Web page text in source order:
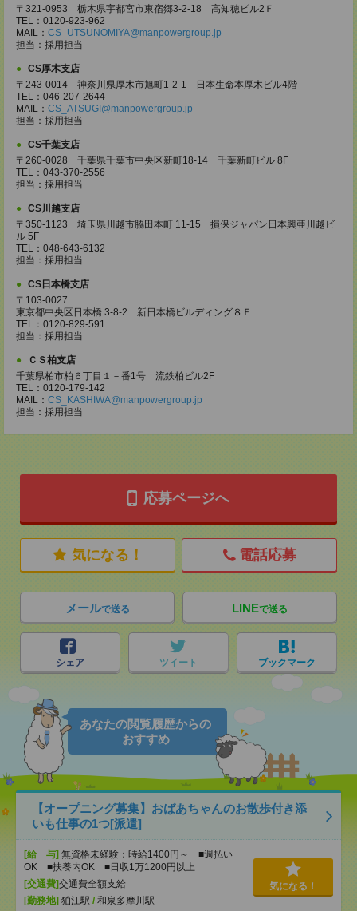
〒321-0953 栃木県宇都宮市東宿郷3-2-18 高知穂ビル2Ｆ
TEL：0120-923-962
MAIL： CS_UTSUNOMIYA@manpowergroup.jp
担当：採用担当
CS厚木支店
〒243-0014 神奈川県厚木市旭町1-2-1 日本生命本厚木ビル4階
TEL：046-207-2644
MAIL： CS_ATSUGI@manpowergroup.jp
担当：採用担当
CS千葉支店
〒260-0028 千葉県千葉市中央区新町18-14 千葉新町ビル 8F
TEL：043-370-2556
担当：採用担当
CS川越支店
〒350-1123 埼玉県川越市脇田本町 11-15 損保ジャパン日本興亜川越ビ
ル 5F
TEL：048-643-6132
担当：採用担当
CS日本橋支店
〒103-0027
東京都中央区日本橋 3-8-2 新日本橋ビルディング８Ｆ
TEL：0120-829-591
担当：採用担当
ＣＳ柏支店
千葉県柏市柏６丁目１－番1号 流鉄柏ビル2F
TEL：0120-179-142
MAIL： CS_KASHIWA@manpowergroup.jp
担当：採用担当
応募ページへ
気になる！ 電話応募
メールで送る LINEで送る
シェア ツイート ブックマーク
あなたの閲覧履歴からの
おすすめ
【オープニング募集】おばあちゃんのお散歩付き添
いも仕事の1つ[派遣]
[給 与] 無資格未経験：時給1400円～ ■週払い
OK ■扶養内OK ■日収1万1200円以上
[交通費]交通費全額支給
[勤務地] 狛江駅 / 和泉多摩川駅
気になる！